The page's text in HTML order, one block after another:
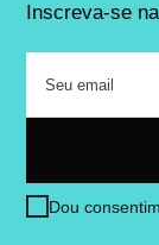
Inscreva-se
Dou